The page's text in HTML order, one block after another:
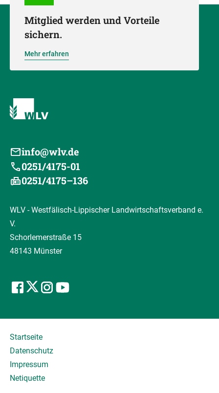
Mitglied werden und Vorteile
sichern.
Mehr erfahren
info@wlv.de
0251/4175-01
0251/4175–136
WLV - Westfälisch-Lippischer Landwirtschaftsverband e.
V.
Schorlemerstraße 15
48143 Münster
Startseite
Datenschutz
Impressum
Netiquette